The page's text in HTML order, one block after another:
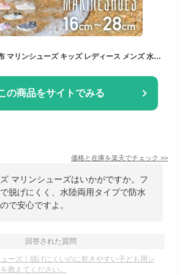
の商品をサイトでみる
価格と在庫を楽天でチェック >>
マリンシューズはいかがですか。フ
脱げにくく、水陸両用タイプで防水
で安心ですよ。
回答された質問
ーズ｜脱げにくいのに乾きやすい子ども用シ
教えてください。